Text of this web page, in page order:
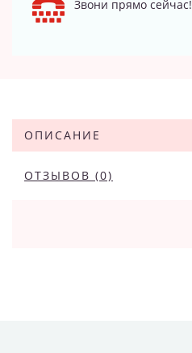
Звони прямо сейчас!
ОПИСАНИЕ
ОТЗЫВОВ (0)